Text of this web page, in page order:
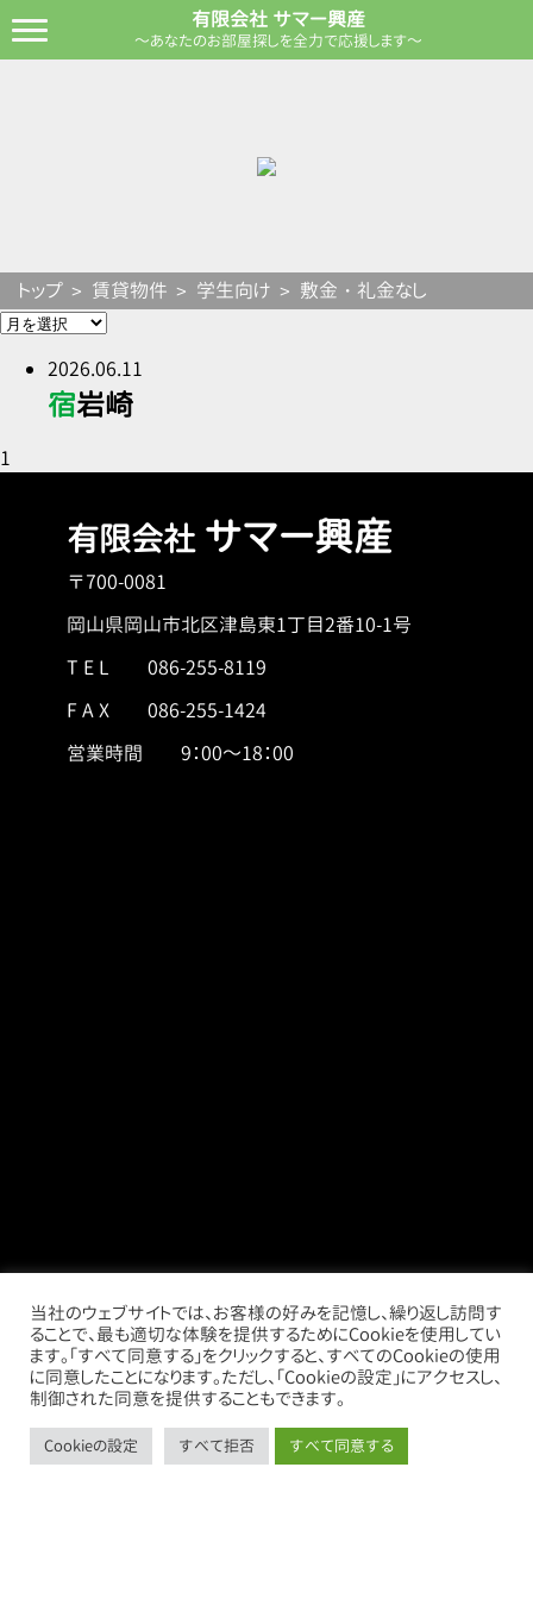
有限会社 サマー興産
～あなたのお部屋探しを全力で応援します～
トップ 賃貸物件 学生向け 敷金・礼金なし
2026.06.11
宿岩崎
1
有限会社サマー興産
〒700-0081
岡山県岡山市北区津島東1丁目2番10-1号
T E L 086-255-8119
F A X 086-255-1424
営業時間 9：00～18：00
売買物件
借りたい
売りたい
貸したい
call mail store
当社のウェブサイトでは、お客様の好みを記憶し、繰り返し訪問す
ることで、最も適切な体験を提供するためにCookieを使用してい
ます。「すべて同意する」をクリックすると、すべてのCookieの使用
に同意したことになります。ただし、「Cookieの設定」にアクセスし、
制御された同意を提供することもできます。
Cookieの設定 すべて拒否 すべて同意する